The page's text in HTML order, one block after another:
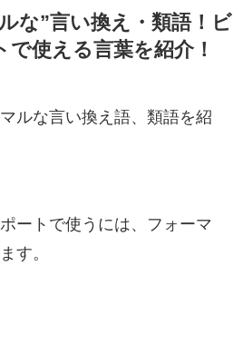
な”言い換え・類語！ビ
使える言葉を紹介！
ルな言い換え語、類語を紹
ートで使うには、フォーマ
す。